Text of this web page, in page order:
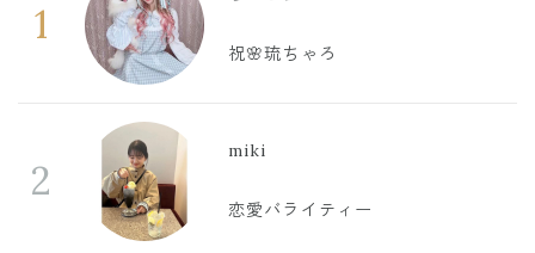
1
祝🌸琉ちゃろ
2
miki
恋愛バライティー